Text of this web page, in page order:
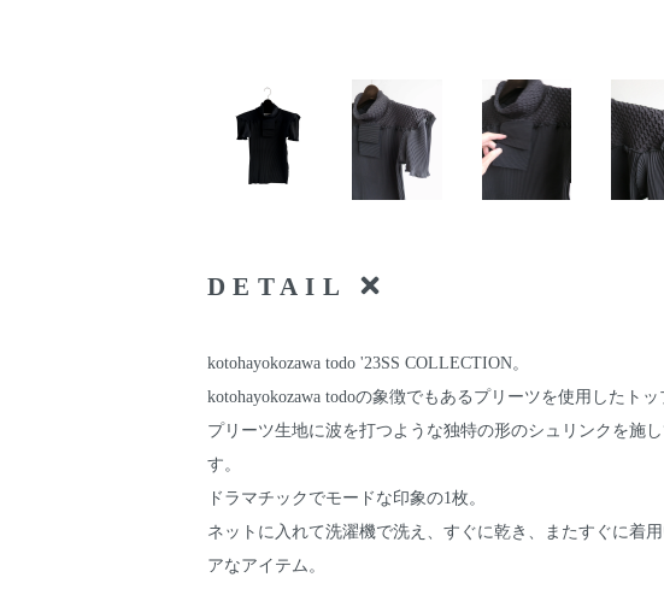
DETAIL
kotohayokozawa todo '23SS COLLECTION。
kotohayokozawa todoの象徴でもあるプリーツを使用したトッ
プリーツ生地に波を打つような独特の形のシュリンクを施
す。
ドラマチックでモードな印象の1枚。
ネットに入れて洗濯機で洗え、すぐに乾き、またすぐに着
アなアイテム。